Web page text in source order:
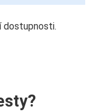
dostupnosti.